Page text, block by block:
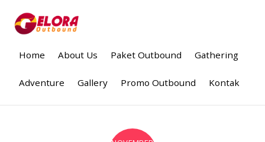
Home About Us Paket Outbound Gathering
Adventure Gallery Promo Outbound Kontak